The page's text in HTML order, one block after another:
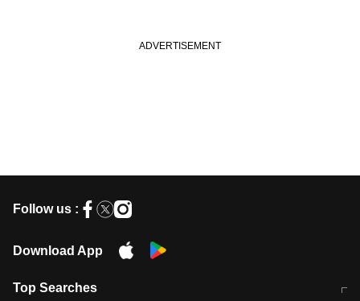
Follow us :
Download App
Top Searches